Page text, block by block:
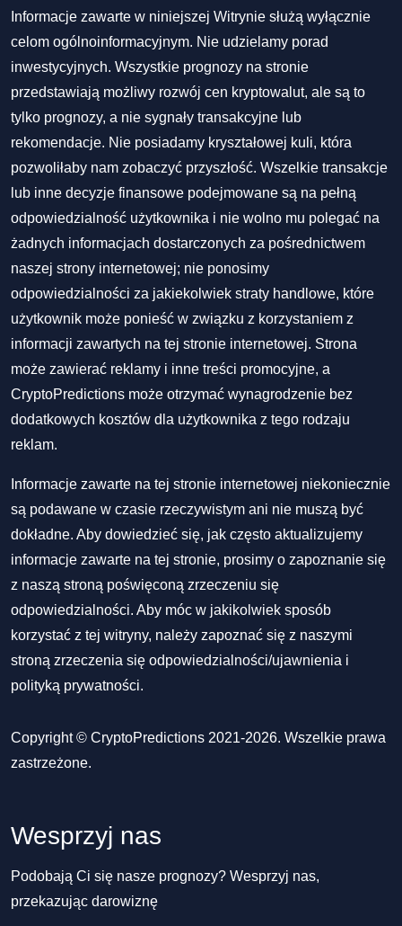
Informacje zawarte w niniejszej Witrynie służą wyłącznie
celom ogólnoinformacyjnym. Nie udzielamy porad
inwestycyjnych. Wszystkie prognozy na stronie
przedstawiają możliwy rozwój cen kryptowalut, ale są to
tylko prognozy, a nie sygnały transakcyjne lub
rekomendacje. Nie posiadamy kryształowej kuli, która
pozwoliłaby nam zobaczyć przyszłość. Wszelkie transakcje
lub inne decyzje finansowe podejmowane są na pełną
odpowiedzialność użytkownika i nie wolno mu polegać na
żadnych informacjach dostarczonych za pośrednictwem
naszej strony internetowej; nie ponosimy
odpowiedzialności za jakiekolwiek straty handlowe, które
użytkownik może ponieść w związku z korzystaniem z
informacji zawartych na tej stronie internetowej. Strona
może zawierać reklamy i inne treści promocyjne, a
CryptoPredictions może otrzymać wynagrodzenie bez
dodatkowych kosztów dla użytkownika z tego rodzaju
reklam.
Informacje zawarte na tej stronie internetowej niekoniecznie
są podawane w czasie rzeczywistym ani nie muszą być
dokładne. Aby dowiedzieć się, jak często aktualizujemy
informacje zawarte na tej stronie, prosimy o zapoznanie się
z naszą stroną poświęconą zrzeczeniu się
odpowiedzialności. Aby móc w jakikolwiek sposób
korzystać z tej witryny, należy zapoznać się z naszymi
stroną zrzeczenia się odpowiedzialności/ujawnienia i
polityką prywatności.
Copyright © CryptoPredictions 2021-2026. Wszelkie prawa
zastrzeżone.
Wesprzyj nas
Podobają Ci się nasze prognozy? Wesprzyj nas,
przekazując darowiznę